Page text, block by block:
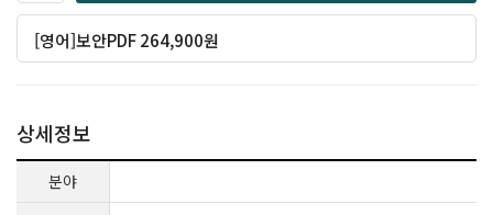
[영어]보안PDF 264,900원
상세정보
분야